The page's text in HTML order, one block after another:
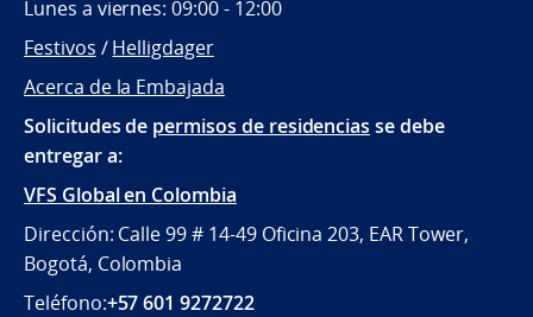
Lunes a viernes: 09:00 - 12:00
Festivos /Helligdager
Acerca de la Embajada
Solicitudes de permisos de residencias se debe
entregar a:
VFS Global en Colombia
Dirección: Calle 99 # 14-49 Oficina 203, EAR Tower,
Bogotá, Colombia
Teléfono:+57 601 9272722